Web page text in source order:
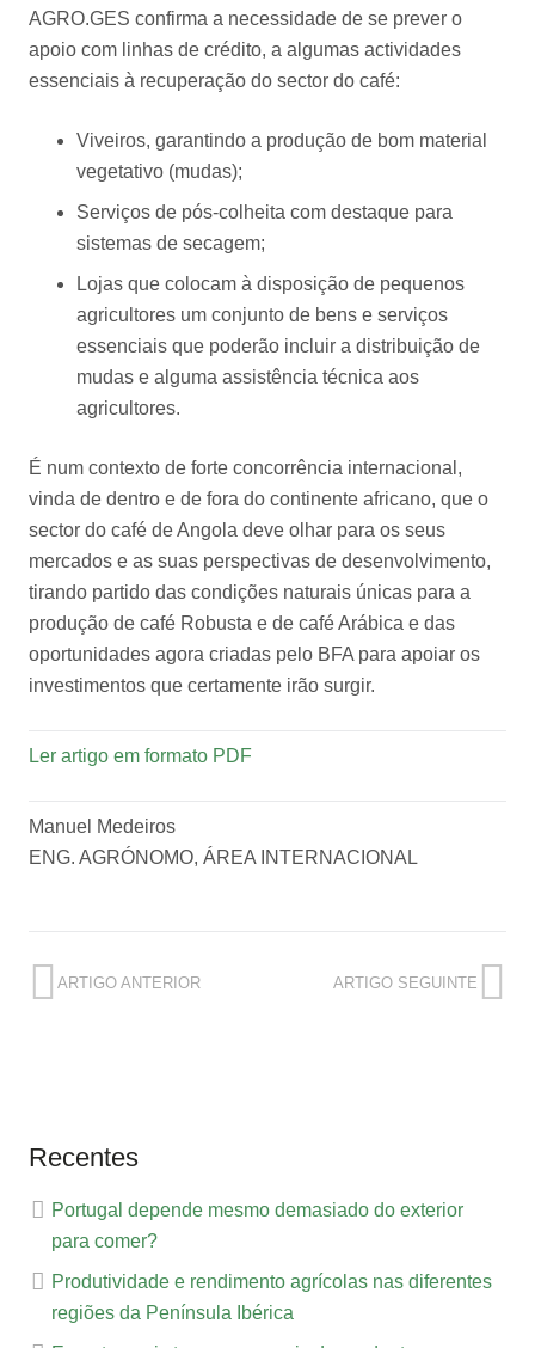
AGRO.GES confirma a necessidade de se prever o
apoio com linhas de crédito, a algumas actividades
essenciais à recuperação do sector do café:
Viveiros, garantindo a produção de bom material
vegetativo (mudas);
Serviços de pós-colheita com destaque para
sistemas de secagem;
Lojas que colocam à disposição de pequenos
agricultores um conjunto de bens e serviços
essenciais que poderão incluir a distribuição de
mudas e alguma assistência técnica aos
agricultores.
É num contexto de forte concorrência internacional,
vinda de dentro e de fora do continente africano, que o
sector do café de Angola deve olhar para os seus
mercados e as suas perspectivas de desenvolvimento,
tirando partido das condições naturais únicas para a
produção de café Robusta e de café Arábica e das
oportunidades agora criadas pelo BFA para apoiar os
investimentos que certamente irão surgir.
Ler artigo em formato PDF
Manuel Medeiros
ENG. AGRÓNOMO, ÁREA INTERNACIONAL
ARTIGO ANTERIOR ARTIGO SEGUINTE
Recentes
Portugal depende mesmo demasiado do exterior
para comer?
Produtividade e rendimento agrícolas nas diferentes
regiões da Península Ibérica